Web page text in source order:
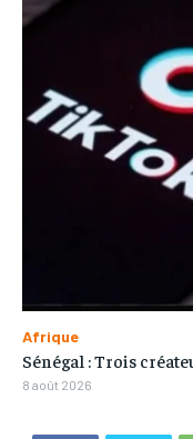
Afrique
Sénégal : Trois
8 août 2026